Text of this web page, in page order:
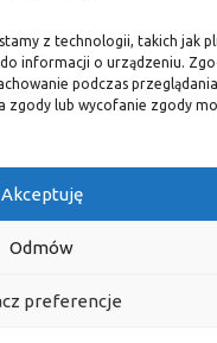
z technologii, takich jak
informacji o urządzeniu.
podczas
lub wycofanie zgody
Akceptuję
Odmów
preferencje